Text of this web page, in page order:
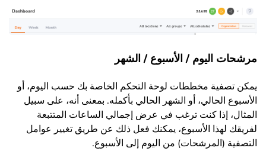
مرشحات اليوم / الأسبوع / الشهر
يمكن تصفية مخططات لوحة التحكم الخاصة بك حسب اليوم، أو
الأسبوع الحالي، أو الشهر الحالي بأكمله. بمعنى أنه، على سبيل
المثال، إذا كنت ترغب في عرض إجمالي الساعات المتتبعة
لفريقك لهذا الأسبوع، يمكنك فعل ذلك عن طريق تغيير عوامل
التصفية (المرشحات) من اليوم إلى الأسبوع.